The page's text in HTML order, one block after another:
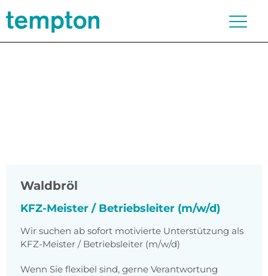
Waldbröl
KFZ-Meister / Betriebsleiter (m/w/d)
Wir suchen ab sofort motivierte Unterstützung als
KFZ-Meister / Betriebsleiter (m/w/d)
Wenn Sie flexibel sind, gerne Verantwortung